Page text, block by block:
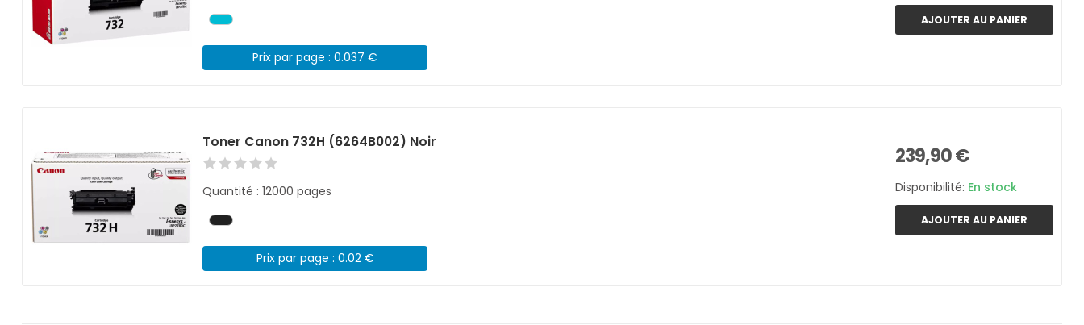
Prix par page : 0.037 €
AJOUTER AU PANIER
Toner Canon 732H (6264B002) Noir
Quantité : 12000 pages
Prix par page : 0.02 €
239,90 €
Disponibilité: En stock
AJOUTER AU PANIER